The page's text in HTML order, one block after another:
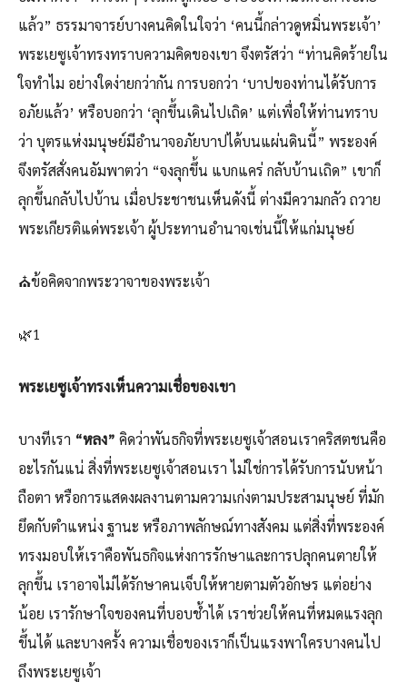
แล้ว” ธรรมาจารย์บางคนคิดในใจว่า ‘คนนี้กล่าวดูหมิ่นพระเจ้า’
พระเยซูเจ้าทรงทราบความคิดของเขา จึงตรัสว่า “ท่านคิดร้ายใน
ใจทำไม อย่างใดง่ายกว่ากัน การบอกว่า ‘บาปของท่านได้รับการ
อภัยแล้ว’ หรือบอกว่า ‘ลุกขึ้นเดินไปเถิด’ แต่เพื่อให้ท่านทราบ
ว่า บุตรแห่งมนุษย์มีอำนาจอภัยบาปได้บนแผ่นดินนี้” พระองค์
จึงตรัสสั่งคนอัมพาตว่า “จงลุกขึ้น แบกแคร่ กลับบ้านเถิด” เขาก็
ลุกขึ้นกลับไปบ้าน เมื่อประชาชนเห็นดังนี้ ต่างมีความกลัว ถวาย
พระเกียรติแด่พระเจ้า ผู้ประทานอำนาจเช่นนี้ให้แก่มนุษย์
⛪ข้อคิดจากพระวาจาของพระเจ้า
🌿1
พระเยซูเจ้าทรงเห็นความเชื่อของเขา
บางทีเรา “หลง” คิดว่าพันธกิจที่พระเยซูเจ้าสอนเราคริสตชนคือ
อะไรกันแน่ สิ่งที่พระเยซูเจ้าสอนเรา ไม่ใช่การได้รับการนับหน้า
ถือตา หรือการแสดงผลงานตามความเก่งตามประสามนุษย์ ที่มัก
ยึดกับตำแหน่ง ฐานะ หรือภาพลักษณ์ทางสังคม แต่สิ่งที่พระองค์
ทรงมอบให้เราคือพันธกิจแห่งการรักษาและการปลุกคนตายให้
ลุกขึ้น เราอาจไม่ได้รักษาคนเจ็บให้หายตามตัวอักษร แต่อย่าง
น้อย เรารักษาใจของคนที่บอบช้ำได้ เราช่วยให้คนที่หมดแรงลุก
ขึ้นได้ และบางครั้ง ความเชื่อของเราก็เป็นแรงพาใครบางคนไป
ถึงพระเยซูเจ้า